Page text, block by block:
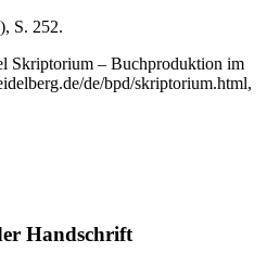
S. 252.
Skriptorium – Buchproduktion im
de/bpd/skriptorium.html,
Handschrift